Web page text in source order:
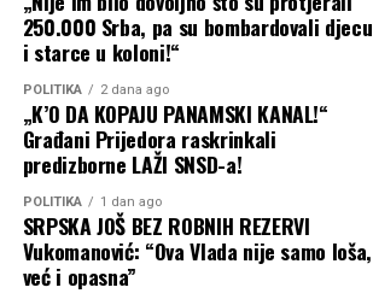
250.000 Srba, pa su bombardovali djecu
i starce u koloni!“
POLITIKA 2 dana ago
„K’O DA KOPAJU PANAMSKI KANAL!“
Građani Prijedora raskrinkali
predizborne LAŽI SNSD-a!
POLITIKA 1 dan ago
SRPSKA JOŠ BEZ ROBNIH REZERVI
Vukomanović: “Ova Vlada nije samo loša,
već i opasna”